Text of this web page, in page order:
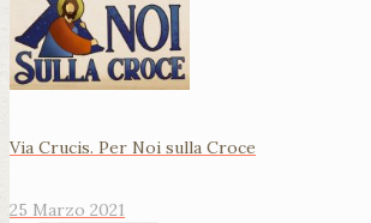
Via Crucis. Per Noi sulla Croce
25 Marzo 2021